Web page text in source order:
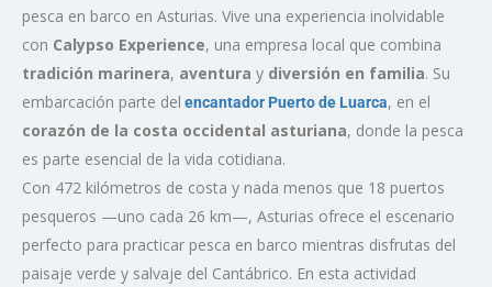
pesca en barco en Asturias. Vive una experiencia inolvidable
con Calypso Experience, una empresa local que combina
tradición marinera, aventura y diversión en familia. Su
embarcación parte del encantador Puerto de Luarca, en el
corazón de la costa occidental asturiana, donde la pesca
es parte esencial de la vida cotidiana.
Con 472 kilómetros de costa y nada menos que 18 puertos
pesqueros —uno cada 26 km—, Asturias ofrece el escenario
perfecto para practicar pesca en barco mientras disfrutas del
paisaje verde y salvaje del Cantábrico. En esta actividad